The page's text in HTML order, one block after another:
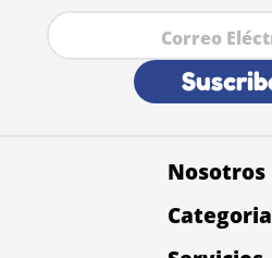
Nosotros